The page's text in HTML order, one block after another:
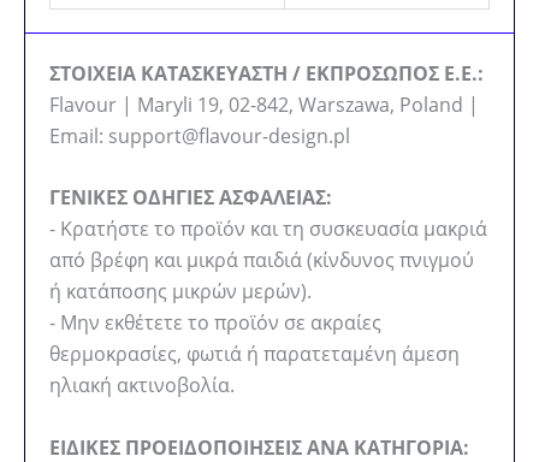
ΣΤΟΙΧΕΙΑ ΚΑΤΑΣΚΕΥΑΣΤΗ / ΕΚΠΡΟΣΩΠΟΣ Ε.Ε.:
Flavour | Maryli 19, 02-842, Warszawa, Poland |
Email: support@flavour-design.pl
ΓΕΝΙΚΕΣ ΟΔΗΓΙΕΣ ΑΣΦΑΛΕΙΑΣ:
- Κρατήστε το προϊόν και τη συσκευασία μακριά
από βρέφη και μικρά παιδιά (κίνδυνος πνιγμού
ή κατάποσης μικρών μερών).
- Μην εκθέτετε το προϊόν σε ακραίες
θερμοκρασίες, φωτιά ή παρατεταμένη άμεση
ηλιακή ακτινοβολία.
ΕΙΔΙΚΕΣ ΠΡΟΕΙΔΟΠΟΙΗΣΕΙΣ ΑΝΑ ΚΑΤΗΓΟΡΙΑ: